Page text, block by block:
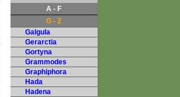
A - F
G - Z
Galgula
Gerarctia
Gortyna
Grammodes
Graphiphora
Hada
Hadena